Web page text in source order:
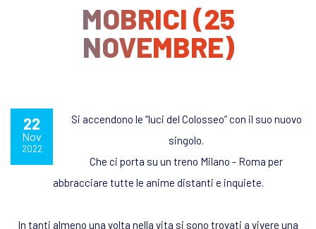
MOBRICI (25
NOVEMBRE)
22
Nov
2022
Si accendono le “luci del Colosseo” con il suo nuovo
singolo.
Che ci porta su un treno Milano - Roma per
abbracciare tutte le anime distanti e inquiete.
In tanti almeno una volta nella vita si sono trovati a vivere una